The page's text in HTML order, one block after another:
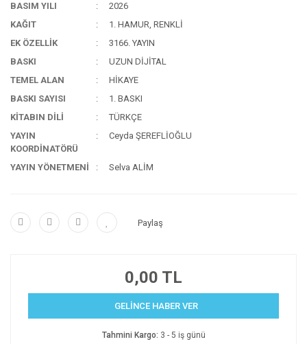
BASIM YILI
2026
KAĞIT
1. HAMUR, RENKLİ
EK ÖZELLİK
3166. YAYIN
BASKI
UZUN DİJİTAL
TEMEL ALAN
HİKAYE
BASKI SAYISI
1. BASKI
KİTABIN DİLİ
TÜRKÇE
YAYIN
KOORDİNATÖRÜ
Ceyda ŞEREFLİOĞLU
YAYIN YÖNETMENİ Selva ALİM
Paylaş
0,00 TL
GELİNCE HABER VER
Tahmini Kargo: 3 - 5 iş günü